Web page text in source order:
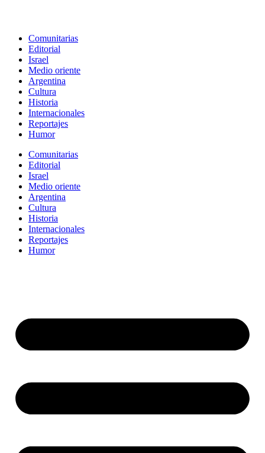
Comunitarias
Editorial
Israel
Medio oriente
Argentina
Cultura
Historia
Internacionales
Reportajes
Humor
Comunitarias
Editorial
Israel
Medio oriente
Argentina
Cultura
Historia
Internacionales
Reportajes
Humor